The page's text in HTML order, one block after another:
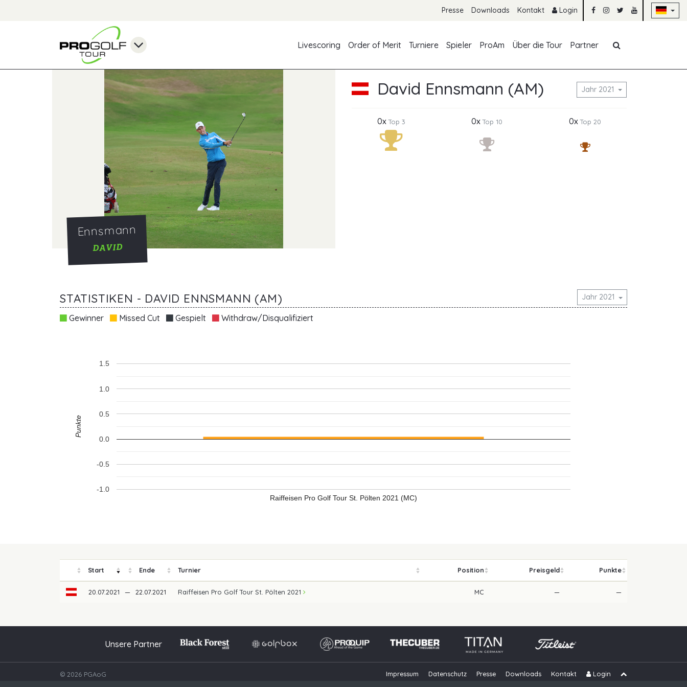
Presse Downloads Kontakt Login
Livescoring
Order of Merit Turniere Spieler ProAm Über die Tour Partner
Ennsmann
DAVID
David Ennsmann (AM) Jahr 2021
0xTop 3 0xTop 10 0xTop 20
STATISTIKEN - DAVID ENNSMANN (AM) Jahr 2021
Gewinner Missed Cut Gespielt Withdraw/Disqualifiziert
Raiffeisen Pro Golf Tour St. Pölten 2021 (MC)
-1.0
-0.5
0.0
0.5
1.0
1.5
Punkte
Start Ende Turnier Position Preisgeld Punkte
20.07.2021 — 22.07.2021 Raiffeisen Pro Golf Tour St. Pölten 2021 MC — —
Unsere Partner
© 2026 PGAoG Impressum Datenschutz Presse Downloads Kontakt Login